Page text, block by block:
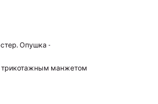
Опушка -
трикотажным манжетом